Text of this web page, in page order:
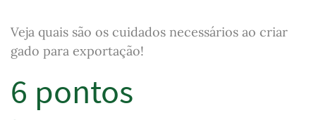
Veja quais são os cuidados necessários ao criar
gado para exportação!
6 pontos